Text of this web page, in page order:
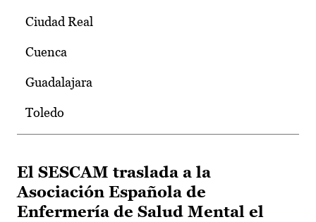
Ciudad Real
Cuenca
Guadalajara
Toledo
El SESCAM traslada a la
Asociación Española de
Enfermería de Salud Mental el